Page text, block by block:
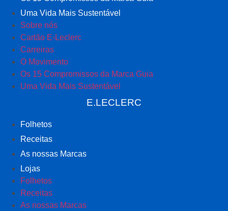
Uma Vida Mais Sustentável
Sobre nós
Cartão E-Leclerc
Carreiras
O Movimento
Os 15 Compromissos da Marca Guia
Uma Vida Mais Sustentável
E.LECLERC
Folhetos
Receitas
As nossas Marcas
Lojas
Folhetos
Receitas
As nossas Marcas